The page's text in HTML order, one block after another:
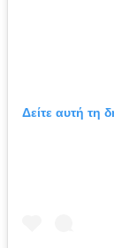
Δείτε αυτή τη